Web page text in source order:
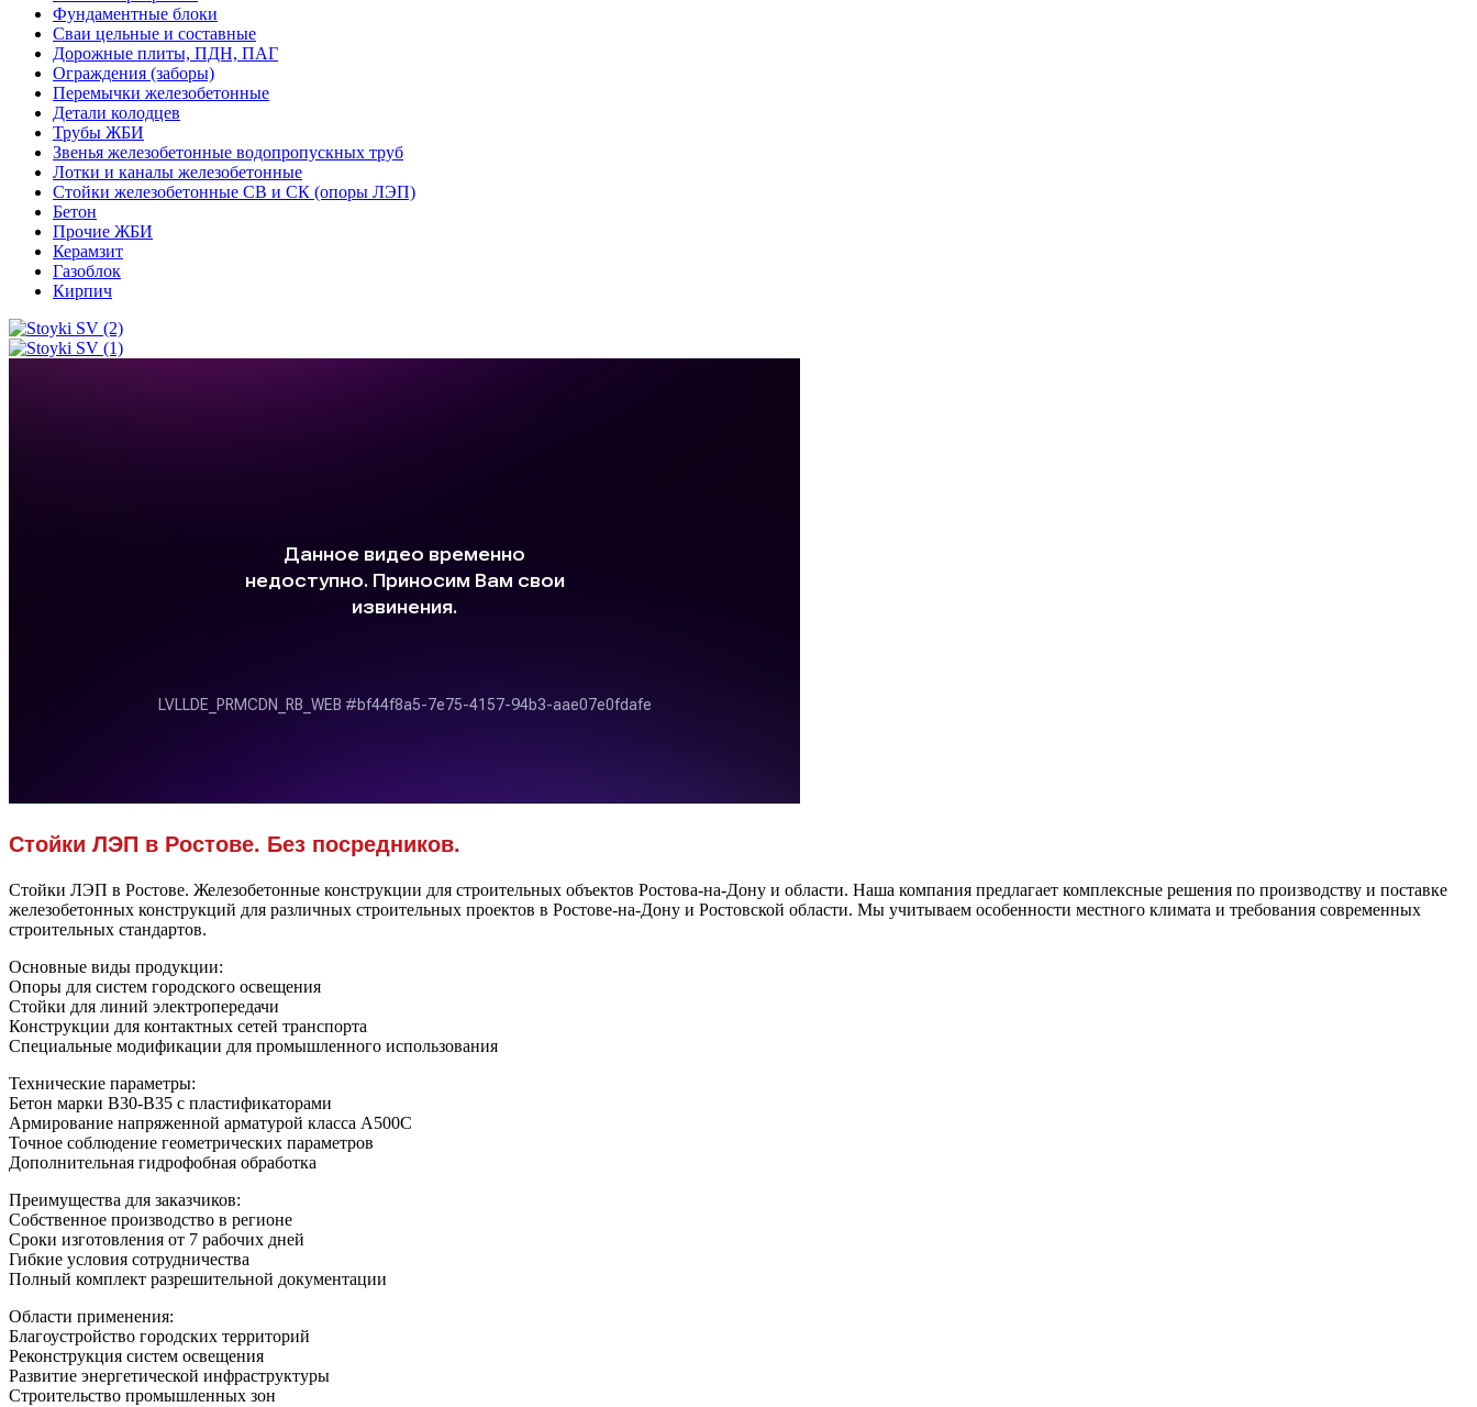
Фундаментные блоки
Сваи цельные и составные
Дорожные плиты, ПДН, ПАГ
Ограждения (заборы)
Перемычки железобетонные
Детали колодцев
Трубы ЖБИ
Звенья железобетонные водопропускных труб
Лотки и каналы железобетонные
Стойки железобетонные СВ и СК (опоры ЛЭП)
Бетон
Прочие ЖБИ
Керамзит
Газоблок
Кирпич
Стойки ЛЭП в Ростове. Без посредников.
Стойки ЛЭП в Ростове. Железобетонные конструкции для строительных объектов Ростова-на-Дону и области. Наша компания предлагает комплексные решения по производству и поставке
железобетонных конструкций для различных строительных проектов в Ростове-на-Дону и Ростовской области. Мы учитываем особенности местного климата и требования современных
строительных стандартов.
Основные виды продукции:
Опоры для систем городского освещения
Стойки для линий электропередачи
Конструкции для контактных сетей транспорта
Специальные модификации для промышленного использования
Технические параметры:
Бетон марки В30-В35 с пластификаторами
Армирование напряженной арматурой класса А500С
Точное соблюдение геометрических параметров
Дополнительная гидрофобная обработка
Преимущества для заказчиков:
Собственное производство в регионе
Сроки изготовления от 7 рабочих дней
Гибкие условия сотрудничества
Полный комплект разрешительной документации
Области применения:
Благоустройство городских территорий
Реконструкция систем освещения
Развитие энергетической инфраструктуры
Строительство промышленных зон